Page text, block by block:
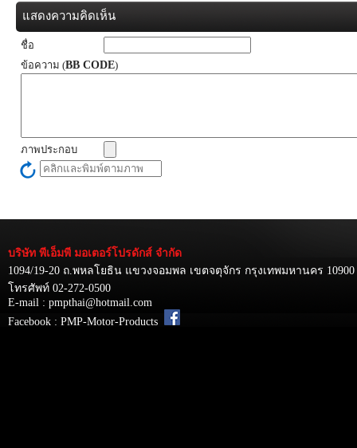
แสดงความคิดเห็น
ชื่อ
ข้อความ (BB CODE)
ภาพประกอบ
บริษัท พีเอ็มพี มอเตอร์โปรดักส์ จำกัด
1094/19-20 ถ.พหลโยธิน แขวงจอมพล เขตจตุจักร กรุงเทพมหานคร 10900
โทรศัพท์ 02-272-0500
E-mail : pmpthai@hotmail.com
Facebook : PMP-Motor-Products